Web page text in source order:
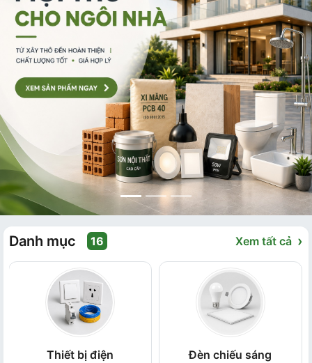
Danh mục 16 Xem tất cả ›
Thiết bị điện Đèn chiếu sáng